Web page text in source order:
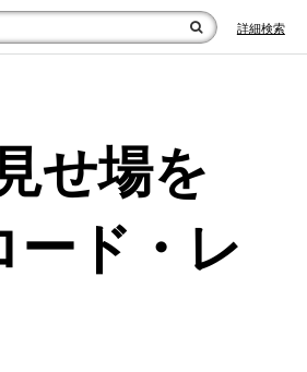
詳細検索
せ場を
ード・レ